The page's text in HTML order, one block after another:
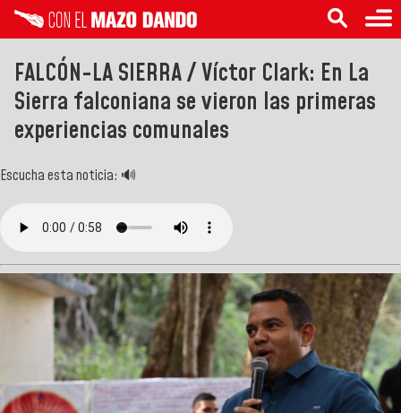
FALCÓN-LA SIERRA / Víctor Clark: En La
Sierra falconiana se vieron las primeras
experiencias comunales
Escucha esta noticia: 🔊